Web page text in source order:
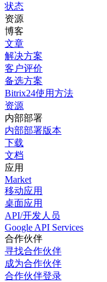
状态
资源
博客
文章
解决方案
客户评价
备选方案
Bitrix24使用方法
资源
内部部署
内部部署版本
下载
文档
应用
Market
移动应用
桌面应用
API/开发人员
Google API Services
合作伙伴
寻找合作伙伴
成为合作伙伴
合作伙伴登录